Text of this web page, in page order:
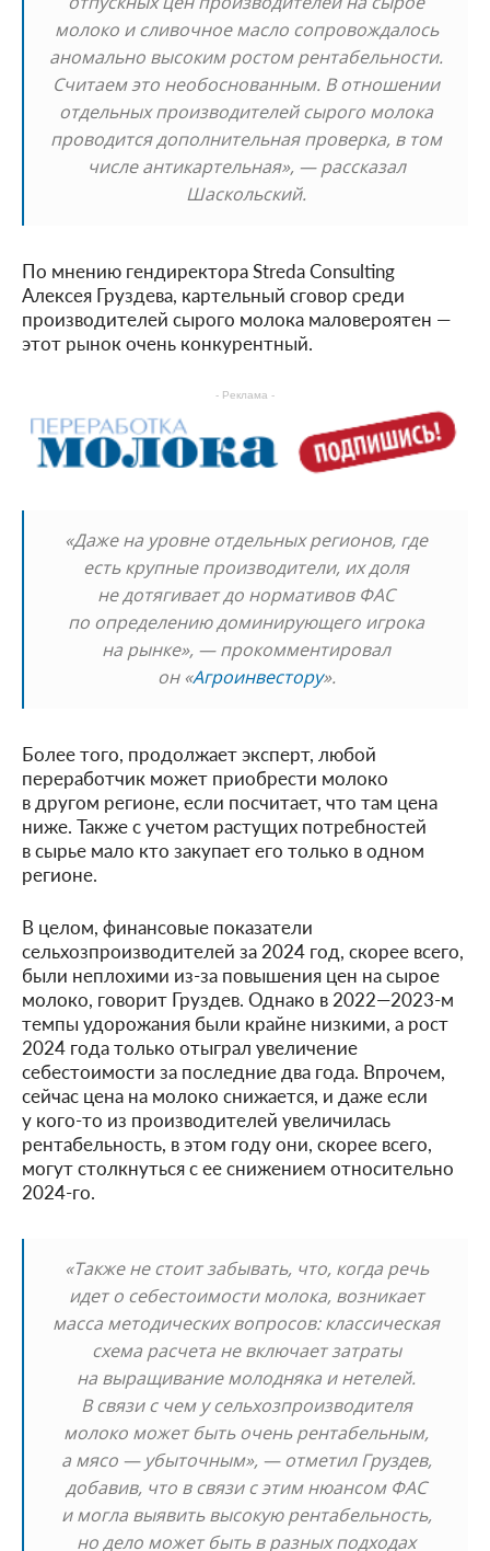
молоко и сливочное масло сопровождалось
аномально высоким ростом рентабельности.
Считаем это необоснованным. В отношении
отдельных производителей сырого молока
проводится дополнительная проверка, в том
числе антикартельная», — рассказал
Шаскольский.
По мнению гендиректора Streda Consulting
Алексея Груздева, картельный сговор среди
производителей сырого молока маловероятен —
этот рынок очень конкурентный.
- Реклама -
«Даже на уровне отдельных регионов, где
есть крупные производители, их доля
не дотягивает до нормативов ФАС
по определению доминирующего игрока
на рынке», — прокомментировал
он «Агроинвестору».
Более того, продолжает эксперт, любой
переработчик может приобрести молоко
в другом регионе, если посчитает, что там цена
ниже. Также с учетом растущих потребностей
в сырье мало кто закупает его только в одном
регионе.
В целом, финансовые показатели
сельхозпроизводителей за 2024 год, скорее всего,
были неплохими из-за повышения цен на сырое
молоко, говорит Груздев. Однако в 2022—2023-м
темпы удорожания были крайне низкими, а рост
2024 года только отыграл увеличение
себестоимости за последние два года. Впрочем,
сейчас цена на молоко снижается, и даже если
у кого-то из производителей увеличилась
рентабельность, в этом году они, скорее всего,
могут столкнуться с ее снижением относительно
2024-го.
«Также не стоит забывать, что, когда речь
идет о себестоимости молока, возникает
масса методических вопросов: классическая
схема расчета не включает затраты
на выращивание молодняка и нетелей.
В связи с чем у сельхозпроизводителя
молоко может быть очень рентабельным,
а мясо — убыточным», — отметил Груздев,
добавив, что в связи с этим нюансом ФАС
и могла выявить высокую рентабельность,
но дело может быть в разных подходах